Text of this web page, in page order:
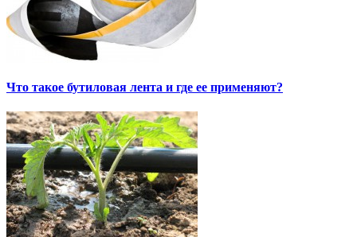
Что такое бутиловая лента и где ее применяют?